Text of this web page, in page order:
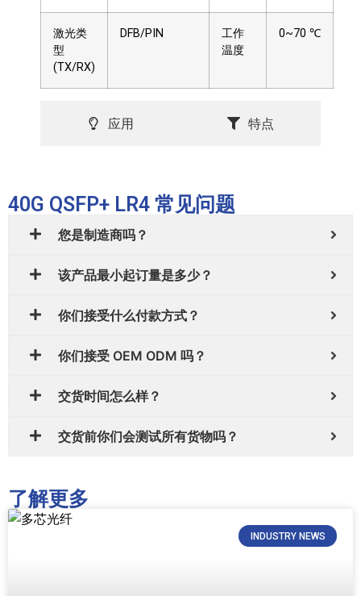
激光类
型
(TX/RX)
DFB/PIN
工作
温度
0~70 ℃
应用 特点
40G QSFP+ LR4 常见问题
您是制造商吗？
该产品最小起订量是多少？
你们接受什么付款方式？
你们接受 OEM ODM 吗？
交货时间怎么样？
交货前你们会测试所有货物吗？
了解更多
INDUSTRY NEWS